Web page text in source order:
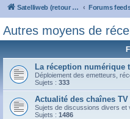
Satelliweb (retour vers le site)
Autres moyens de
La réception numérique
Déploiement des emetteurs,
Sujets : 333
Actualité des chaînes
Sujets de discussions divers et
Sujets : 1486